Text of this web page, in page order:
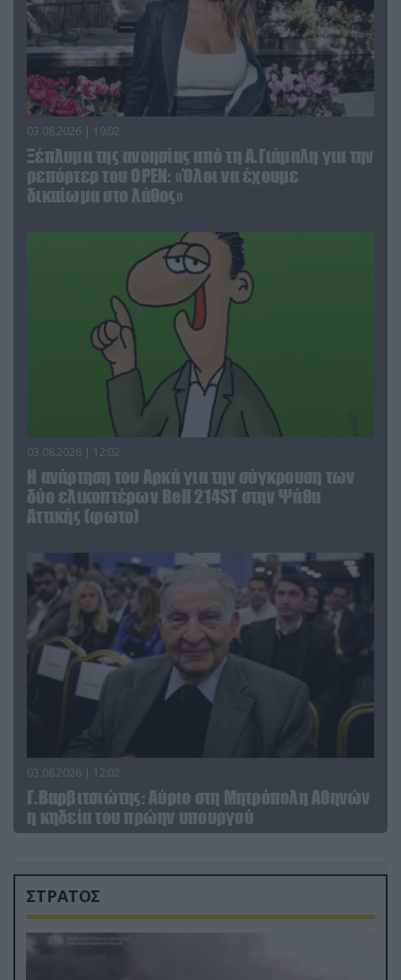
03.08.2026 | 19:02
Ξέπλυμα της ανοησίας από τη Α.Γιάμαλη για την
ρεπόρτερ του ΟΡΕΝ: «Όλοι να έχουμε
δικαίωμα στο λάθος»
03.08.2026 | 12:02
Η ανάρτηση του Αρκά για την σύγκρουση των
δύο ελικοπτέρων Bell 214ST στην Ψάθα
Αττικής (φωτο)
03.08.2026 | 12:02
Γ.Βαρβιτσιώτης: Aύριο στη Μητρόπολη Αθηνών
η κηδεία του πρώην υπουργού
ΣΤΡΑΤΟΣ